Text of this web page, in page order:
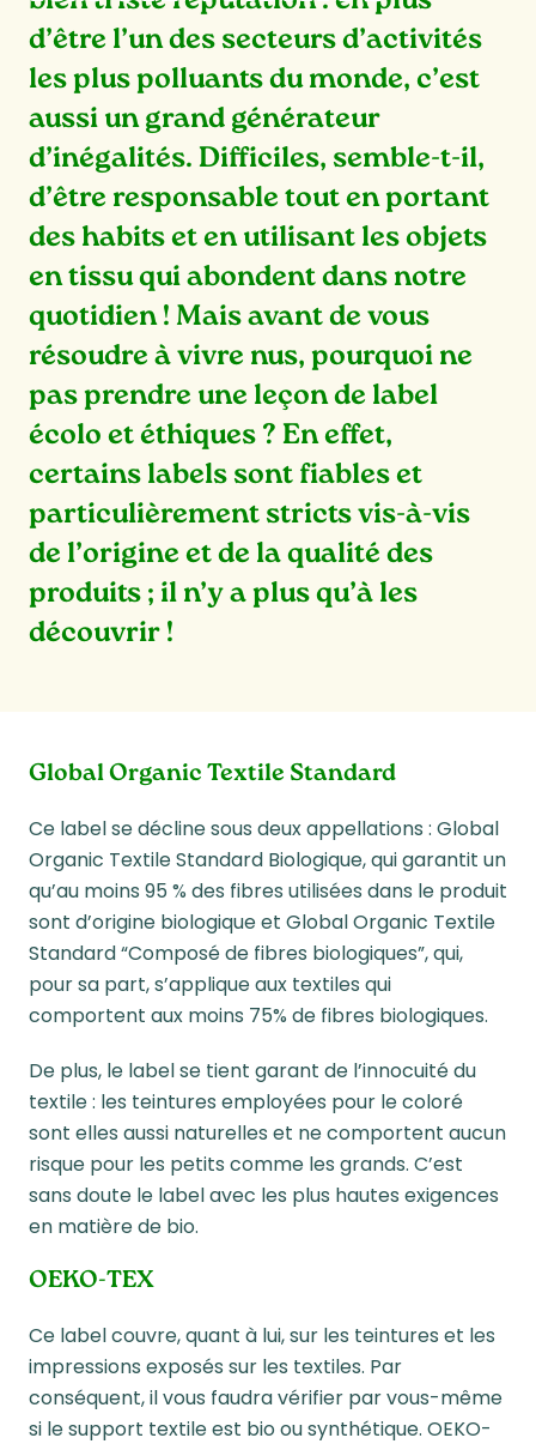
d’être l’un des secteurs d’activités
les plus polluants du monde, c’est
aussi un grand générateur
d’inégalités. Difficiles, semble-t-il,
d’être responsable tout en portant
des habits et en utilisant les objets
en tissu qui abondent dans notre
quotidien ! Mais avant de vous
résoudre à vivre nus, pourquoi ne
pas prendre une leçon de label
écolo et éthiques ? En effet,
certains labels sont fiables et
particulièrement stricts vis-à-vis
de l’origine et de la qualité des
produits ; il n’y a plus qu’à les
découvrir !
Global Organic Textile Standard
Ce label se décline sous deux appellations : Global
Organic Textile Standard Biologique, qui garantit un
qu’au moins 95 % des fibres utilisées dans le produit
sont d’origine biologique et Global Organic Textile
Standard “Composé de fibres biologiques”, qui,
pour sa part, s’applique aux textiles qui
comportent aux moins 75% de fibres biologiques.
De plus, le label se tient garant de l’innocuité du
textile : les teintures employées pour le coloré
sont elles aussi naturelles et ne comportent aucun
risque pour les petits comme les grands. C’est
sans doute le label avec les plus hautes exigences
en matière de bio.
OEKO-TEX
Ce label couvre, quant à lui, sur les teintures et les
impressions exposés sur les textiles. Par
conséquent, il vous faudra vérifier par vous-même
si le support textile est bio ou synthétique. OEKO-